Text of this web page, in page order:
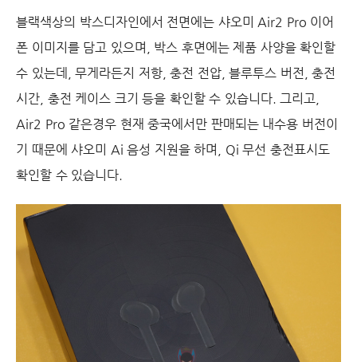
블랙색상의 박스디자인에서 전면에는 샤오미 Air2 Pro 이어
폰 이미지를 담고 있으며, 박스 후면에는 제품 사양을 확인할
수 있는데, 무게라든지 저항, 충전 전압, 블루투스 버전, 충전
시간, 충전 케이스 크기 등을 확인할 수 있습니다. 그리고,
Air2 Pro 같은경우 현재 중국에서만 판매되는 내수용 버전이
기 때문에 샤오미 Ai 음성 지원을 하며, Qi 무선 충전표시도
확인할 수 있습니다.